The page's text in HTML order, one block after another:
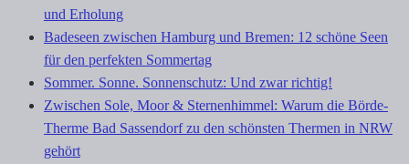
und Erholung
Badeseen zwischen Hamburg und Bremen: 12 schöne Seen
für den perfekten Sommertag
Sommer. Sonne. Sonnenschutz: Und zwar richtig!
Zwischen Sole, Moor & Sternenhimmel: Warum die Börde-
Therme Bad Sassendorf zu den schönsten Thermen in NRW
gehört